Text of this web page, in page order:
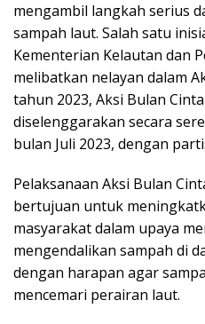
mengambil langkah serius
sampah laut. Salah satu
Kementerian Kelautan dan
melibatkan nelayan dalam
tahun 2023, Aksi Bulan
diselenggarakan secara
bulan Juli 2023, dengan
Pelaksanaan Aksi Bulan
bertujuan untuk
masyarakat dalam upaya
mengendalikan sampah di
dengan harapan agar
mencemari perairan laut.